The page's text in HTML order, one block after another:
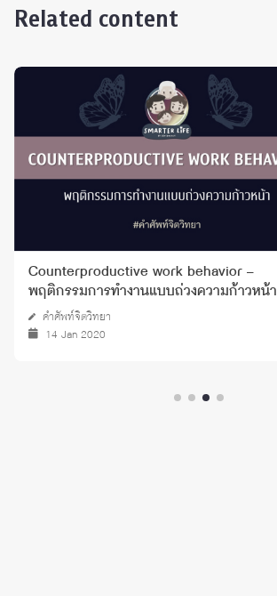
Related content
Counterproductive work behavior –
พฤติกรรมการทำงานแบบถ่วงความก้าวหน้า
คำศัพท์จิตวิทยา
14 Jan 2020